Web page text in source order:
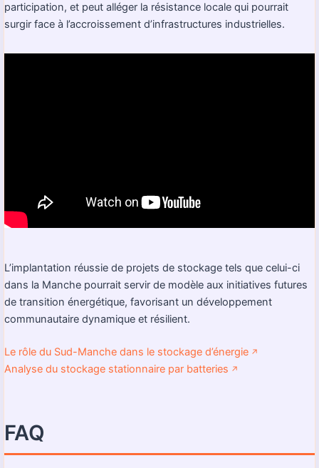
participation, et peut alléger la résistance locale qui pourrait
surgir face à l’accroissement d’infrastructures industrielles.
L’implantation réussie de projets de stockage tels que celui-ci
dans la Manche pourrait servir de modèle aux initiatives futures
de transition énergétique, favorisant un développement
communautaire dynamique et résilient.
Le rôle du Sud-Manche dans le stockage d’énergie ↗️
Analyse du stockage stationnaire par batteries ↗️
FAQ